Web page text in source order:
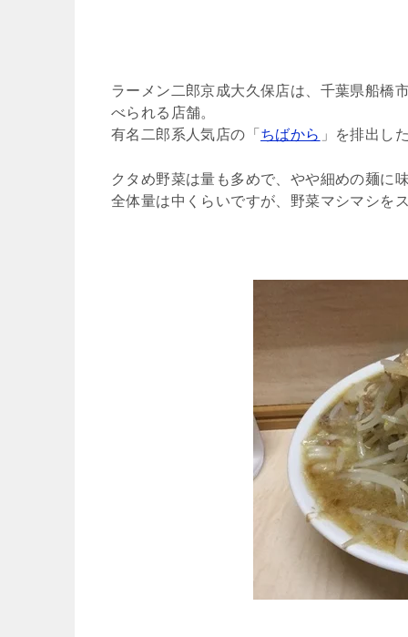
ラーメン二郎京成大久保店は、千葉県船橋
べられる店舗。
有名二郎系人気店の「 ちばから 」を排出し
クタめ野菜は量も多めで、やや細めの麺に
全体量は中くらいですが、野菜マシマシを